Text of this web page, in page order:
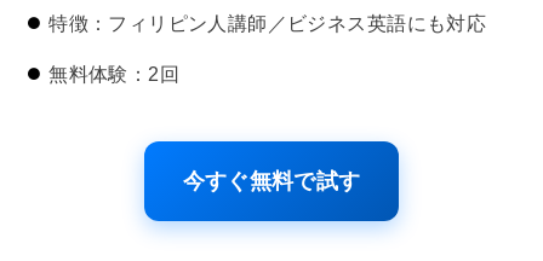
特徴：フィリピン人講師／ビジネス英語にも対応
無料体験：2回
今すぐ無料で試す